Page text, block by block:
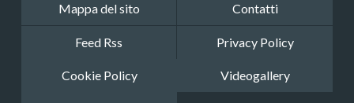
Mappa del sito Contatti
Feed Rss Privacy Policy
Cookie Policy Videogallery